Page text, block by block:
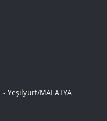
Yeşilyurt/MALATYA